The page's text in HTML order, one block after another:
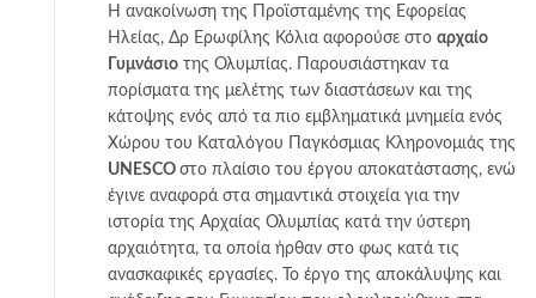
Η ανακοίνωση της Προϊσταμένης της Εφορείας
Ηλείας, Δρ Ερωφίλης Κόλια αφορούσε στο αρχαίο
Γυμνάσιο της Ολυμπίας. Παρουσιάστηκαν τα
πορίσματα της μελέτης των διαστάσεων και της
κάτοψης ενός από τα πιο εμβληματικά μνημεία ενός
Χώρου του Καταλόγου Παγκόσμιας Κληρονομιάς της
UNESCO στο πλαίσιο του έργου αποκατάστασης, ενώ
έγινε αναφορά στα σημαντικά στοιχεία για την
ιστορία της Αρχαίας Ολυμπίας κατά την ύστερη
αρχαιότητα, τα οποία ήρθαν στο φως κατά τις
ανασκαφικές εργασίες. Το έργο της αποκάλυψης και